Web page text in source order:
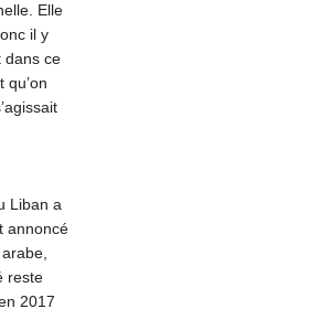
Elle
il y
dans ce
qu’on
Liban a
annoncé
reste
2017